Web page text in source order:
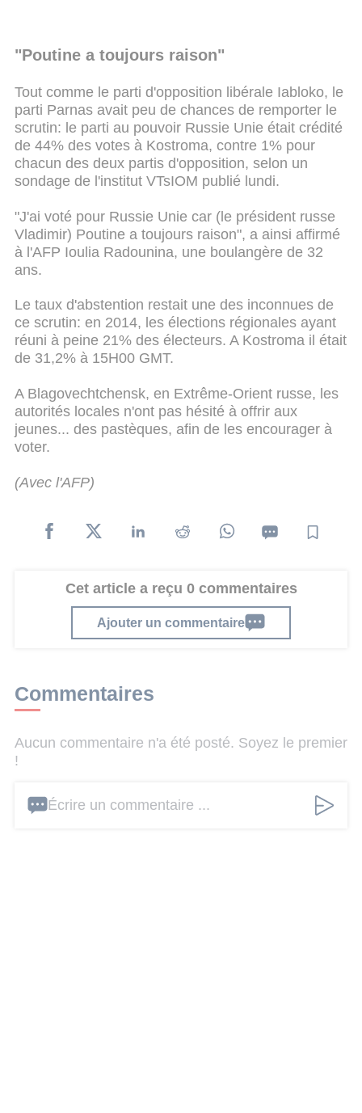
"Poutine a toujours raison"
Tout comme le parti d'opposition libérale Iabloko, le
parti Parnas avait peu de chances de remporter le
scrutin: le parti au pouvoir Russie Unie était crédité
de 44% des votes à Kostroma, contre 1% pour
chacun des deux partis d'opposition, selon un
sondage de l'institut VTsIOM publié lundi.
"J'ai voté pour Russie Unie car (le président russe
Vladimir) Poutine a toujours raison", a ainsi affirmé
à l'AFP Ioulia Radounina, une boulangère de 32
ans.
Le taux d'abstention restait une des inconnues de
ce scrutin: en 2014, les élections régionales ayant
réuni à peine 21% des électeurs. A Kostroma il était
de 31,2% à 15H00 GMT.
A Blagovechtchensk, en Extrême-Orient russe, les
autorités locales n'ont pas hésité à offrir aux
jeunes... des pastèques, afin de les encourager à
voter.
(Avec l'AFP)
Cet article a reçu 0 commentaires
Ajouter un commentaire
Commentaires
Aucun commentaire n'a été posté. Soyez le premier
!
Écrire un commentaire ...